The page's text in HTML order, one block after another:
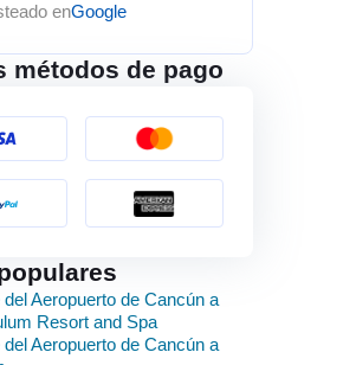
enGoogle
métodos de pago
Aeropuerto de Cancún a
Resort and Spa
Aeropuerto de Cancún a